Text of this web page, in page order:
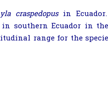
craspedopusin
southern Ecuador in
range for the